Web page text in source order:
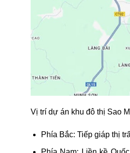
Vị trí dự án khu đô thị Sao
Phía Bắc: Tiếp giáp thị